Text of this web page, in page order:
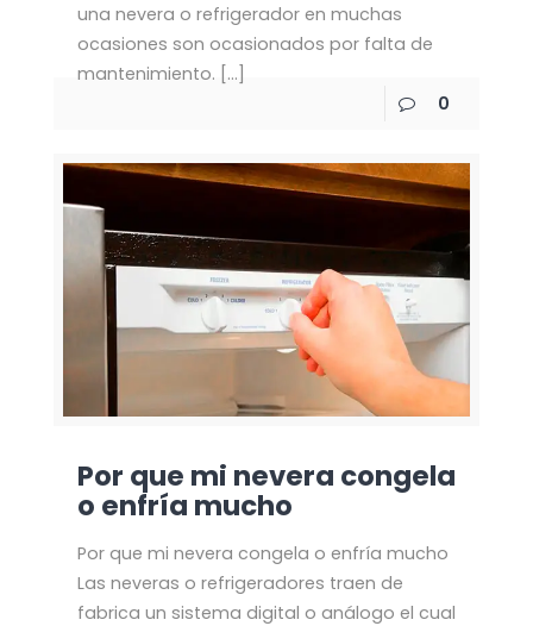
una nevera o refrigerador en muchas
ocasiones son ocasionados por falta de
mantenimiento. […]
0
Por que mi nevera congela
o enfría mucho
Por que mi nevera congela o enfría mucho
Las neveras o refrigeradores traen de
fabrica un sistema digital o análogo el cual